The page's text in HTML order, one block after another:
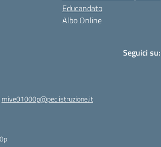
Educandato
Albo Online
Seguici su:
mive01000p@pec.istruzione.it